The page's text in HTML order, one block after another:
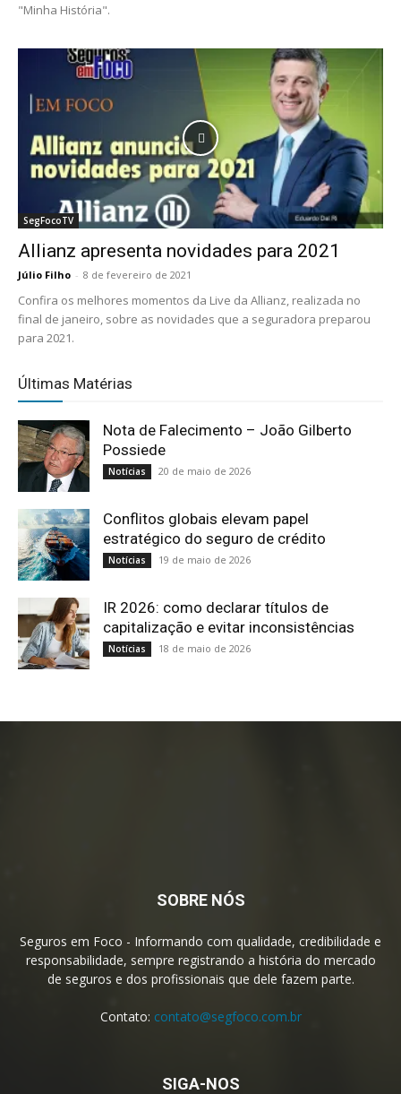
"Minha História".
SegFocoTV
Allianz apresenta novidades para 2021
Júlio Filho - 8 de fevereiro de 2021
Confira os melhores momentos da Live da Allianz, realizada no
final de janeiro, sobre as novidades que a seguradora preparou
para 2021.
Últimas Matérias
Nota de Falecimento – João Gilberto
Possiede
Notícias 20 de maio de 2026
Conflitos globais elevam papel
estratégico do seguro de crédito
Notícias 19 de maio de 2026
IR 2026: como declarar títulos de
capitalização e evitar inconsistências
Notícias 18 de maio de 2026
SOBRE NÓS
Seguros em Foco - Informando com qualidade, credibilidade e
responsabilidade, sempre registrando a história do mercado
de seguros e dos profissionais que dele fazem parte.
Contato: contato@segfoco.com.br
SIGA-NOS